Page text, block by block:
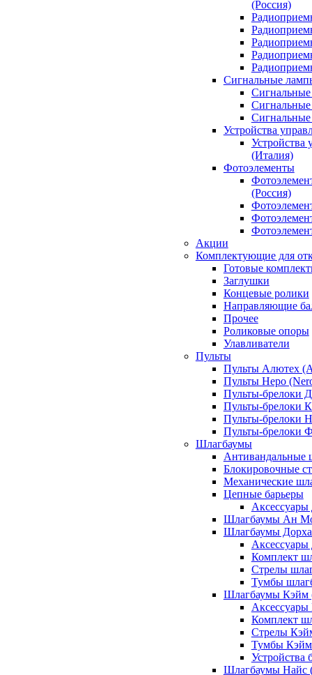
(Россия)
Сигнальные
Устройства
Устройства
(Италия)
Фотоэлементы
(Россия)
Акции
Комплектующие для
Готовые
Заглушки
Концевые ролики
Направляющие
Прочее
Роликовые опоры
Улавливатели
Пульты
Пульты Алютех
Пульты Неро
Пульты-брелоки
Пульты-брелоки
Пульты-брелоки
Пульты-брелоки
Шлагбаумы
Антивандальные
Блокировочные
Механические
Цепные барьеры
Аксессуары
Шлагбаумы Ан
Шлагбаумы
Комплект
Стрелы
Тумбы
Шлагбаумы Кэйм
Комплект
Стрелы
Тумбы
Устройства
Шлагбаумы Найс